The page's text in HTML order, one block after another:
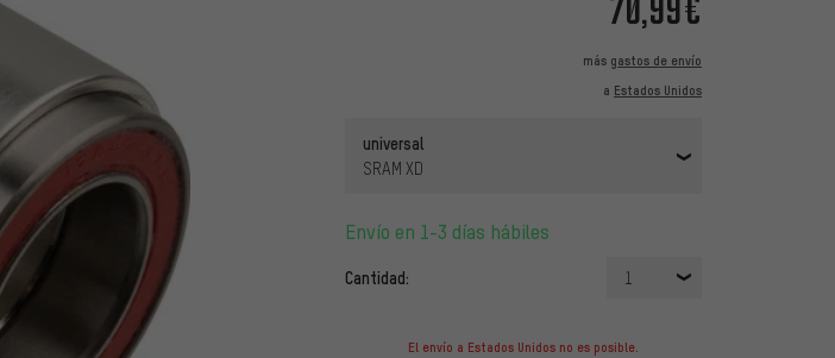
más gastos de envío
a Estados Unidos
universal
SRAM XD
Envío en 1-3 días hábiles
Cantidad: 1
El envío a Estados Unidos no es posible.